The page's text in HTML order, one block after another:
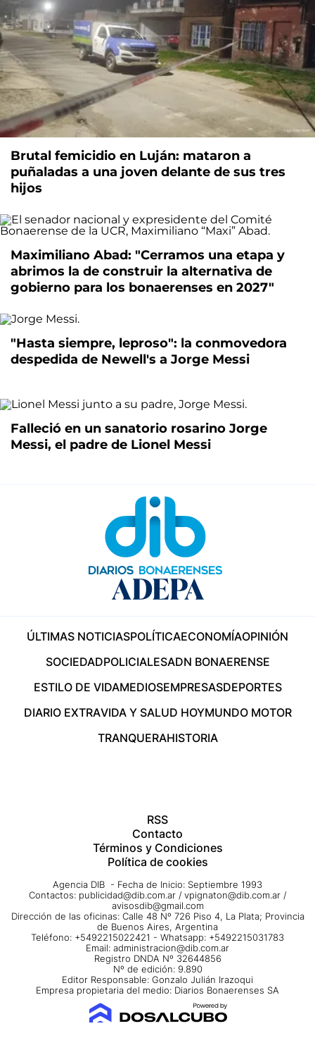
Brutal femicidio en Luján: mataron a
puñaladas a una joven delante de sus tres
hijos
Maximiliano Abad: "Cerramos una etapa y
abrimos la de construir la alternativa de
gobierno para los bonaerenses en 2027"
"Hasta siempre, leproso": la conmovedora
despedida de Newell's a Jorge Messi
Falleció en un sanatorio rosarino Jorge
Messi, el padre de Lionel Messi
ÚLTIMAS NOTICIASPOLÍTICAECONOMÍAOPINIÓN
SOCIEDADPOLICIALESADN BONAERENSE
ESTILO DE VIDAMEDIOSEMPRESASDEPORTES
DIARIO EXTRAVIDA Y SALUD HOYMUNDO MOTOR
TRANQUERAHISTORIA
RSS
Contacto
Términos y Condiciones
Política de cookies
Agencia DIB - Fecha de Inicio: Septiembre 1993
Contactos: publicidad@dib.com.ar / vpignaton@dib.com.ar /
avisosdib@gmail.com
Dirección de las oficinas: Calle 48 Nº 726 Piso 4, La Plata; Provincia
de Buenos Aires, Argentina
Teléfono: +5492215022421 - Whatsapp: +5492215031783
Email: administracion@dib.com.ar
Registro DNDA Nº 32644856
Nº de edición: 9.890
Editor Responsable: Gonzalo Julián Irazoqui
Empresa propietaria del medio: Diarios Bonaerenses SA